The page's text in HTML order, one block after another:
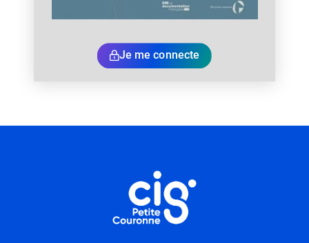
Je me connecte